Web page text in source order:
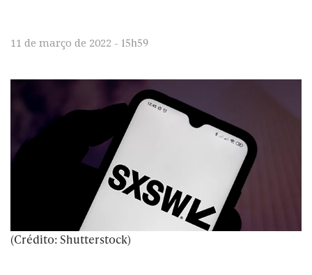
11 de março de 2022 - 15h59
(Crédito: Shutterstock)